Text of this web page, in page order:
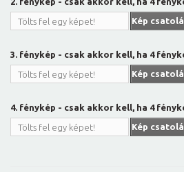
Tölts fel egy képet! Kép
3. fénykép - csak akkor kell, ha 4
Tölts fel egy képet! Kép
4. fénykép - csak akkor kell, ha 4
Tölts fel egy képet! Kép